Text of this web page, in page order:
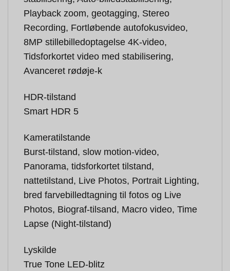
Playback zoom, geotagging, Stereo
Recording, Fortløbende autofokusvideo,
8MP stillebilledoptagelse 4K-video,
Tidsforkortet video med stabilisering,
Avanceret rødøje-k
HDR-tilstand
Smart HDR 5
Kameratilstande
Burst-tilstand, slow motion-video,
Panorama, tidsforkortet tilstand,
nattetilstand, Live Photos, Portrait Lighting,
bred farvebilledtagning til fotos og Live
Photos, Biograf-tilsand, Macro video, Time
Lapse (Night-tilstand)
Lyskilde
True Tone LED-blitz